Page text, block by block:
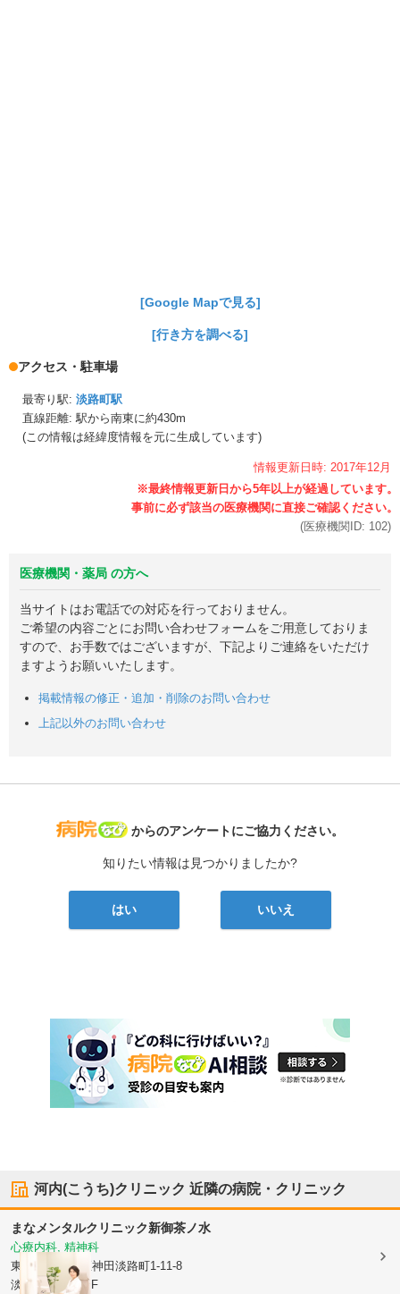
[Google Mapで見る]
[行き方を調べる]
アクセス・駐車場
最寄り駅: 淡路町駅
直線距離: 駅から南東に約430m
(この情報は経緯度情報を元に生成しています)
情報更新日時: 2017年12月
(医療機関ID: 102)
医療機関・薬局 の方へ
当サイトはお電話での対応を行っておりません。
ご希望の内容ごとにお問い合わせフォームをご用意しておりま
すので、お手数ではございますが、下記よりご連絡をいただけ
ますようお願いいたします。
掲載情報の修正・追加・削除のお問い合わせ
上記以外のお問い合わせ
病院なび
からのアンケートにご協力ください。
知りたい情報は見つかりましたか?
はい いいえ
河内(こうち)クリニック 近隣の病院・クリニック
まなメンタルクリニック新御茶ノ水
心療内科, 精神科
東京都千代田区 神田淡路町1-11-8
淡路町UKビル3F